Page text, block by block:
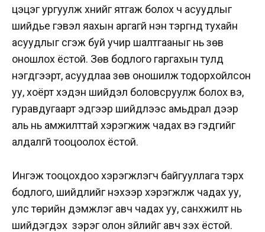
цэцэг ургуулж хүнийг ятгаж болох ч асуудлыг
шийдье гэвэл яахын аргагүй нэн тэргүүнд тухайн
асуудлыг үүсгэж буй учир шалтгааныг нь зөв
оношлох ёстой. Зөв бодлого гаргахын тулд
нэгдүгээрт, асуудлаа зөв оношилж тодорхойлсон
уу, хоёрт хэдэн шийдэл боловсруулж болох вэ,
гуравдугаарт эдгээр шийдлээс амьдрал дээр
аль нь амжилттай хэрэгжиж чадах вэ гэдгийг
алдалгүй тооцоолох ёстой.
Ингэж тооцохдоо хэрэгжүүлэгч байгууллага тэрхүү
бодлого, шийдлийг үнэхээр хэрэгжүүлж чадах уу,
улс төрийн дэмжлэг авч чадах уу, санхүүжилт нь
шийдэгдэх үү зэрэг олон зүйлийг авч үзэх ёстой.